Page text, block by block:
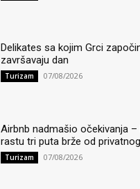
Delikates sa kojim Grci
završavaju dan
Turizam 07/08/2026
Airbnb nadmašio očekivanja –
rastu tri puta brže od
Turizam 07/08/2026